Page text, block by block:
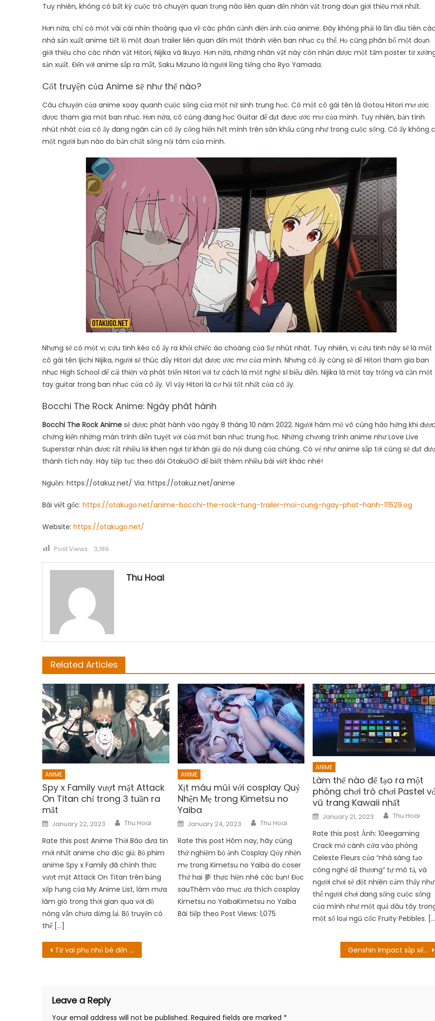
Tuy nhiên, không có bất kỳ cuộc trò chuyện quan trọng nào liên quan đến nhân vật trong đoạn giới thiệu mới nhất.
Hơn nữa, chỉ có một vài cái nhìn thoáng qua về các phân cảnh điện ảnh của anime. Đây không phải là lần đầu tiên
nhà sản xuất anime tiết lộ một đoạn trailer liên quan đến một thành viên ban nhạc cụ thể. Họ cũng phân bổ một đoạn
giới thiệu cho các nhân vật Hitori, Nijika và Ikuyo. Hơn nữa, những nhân vật này còn nhận được một tấm poster từ
sản xuất. Đến với anime sắp ra mắt, Saku Mizuno là người lồng tiếng cho Ryo Yamada.
Cốt truyện của Anime sẽ như thế nào?
Câu chuyện của anime xoay quanh cuộc sống của một nữ sinh trung học. Có một cô gái tên là Gotou Hitori mơ ước
được tham gia một ban nhạc. Hơn nữa, cô cũng đang học Guitar để đạt được ước mơ của mình. Tuy nhiên, bản tính
nhút nhát của cô ấy đang ngăn cản cô ấy cống hiến hết mình trên sân khấu cũng như trong cuộc sống. Cô ấy không
một người bạn nào do bản chất sống nội tâm của mình.
Nhưng sẽ có một vị cứu tinh kéo cô ấy ra khỏi chiếc áo choàng của Sự nhút nhát. Tuy nhiên, vị cứu tinh này sẽ là một
cô gái tên Ijichi Nijika, người sẽ thúc đẩy Hitori đạt được ước mơ của mình. Nhưng cô ấy cũng sẽ để Hitori tham gia ban
nhạc High School để cải thiện và phát triển Hitori với tư cách là một nghệ sĩ biểu diễn. Nijika là một tay trống và cần một
tay guitar trong ban nhạc của cô ấy. Vì vậy Hitori là cơ hội tốt nhất của cô ấy.
Bocchi The Rock Anime: Ngày phát hành
Bocchi The Rock Anime sẽ được phát hành vào ngày 8 tháng 10 năm 2022. Người hâm mộ vô cùng hào hứng khi
chứng kiến ​​những màn trình diễn tuyệt vời của một ban nhạc trung học. Những chương trình anime như Love Live
Superstar nhận được rất nhiều lời khen ngợi từ khán giả do nội dung của chúng. Có vẻ như anime sắp tới cũng sẽ đạt
thành tích này. Hãy tiếp tục theo dõi OtakuGO để biết thêm nhiều bài viết khác nhé!
Nguồn: https://otakuz.net/ Via: https://otakuz.net/anime
Bài viết gốc: https://otakugo.net/anime-bocchi-the-rock-tung-trailer-moi-cung-ngay-phat-hanh-111529.og
Website: https://otakugo.net/
Post Views: 3,189
Thu Hoai
Related Articles
ANIME
Spy x Family vượt mặt Attack
On Titan chỉ trong 3 tuần ra
mắt
Posted
on
January 22, 2023 Author
Thu Hoai
Rate this post Anime Thời Báo đưa tin
mới nhất anime cho độc giả: Bộ phim
anime Spy x Family đã chính thức
vượt mặt Attack On Titan trên bảng
xếp hạng của My Anime List, làm mưa
làm gió trong thời gian qua với độ
nóng vẫn chưa dừng lại. Bộ truyện có
thể […]
ANIME
Xịt máu mũi với cosplay Quỷ
Nhện Mẹ trong Kimetsu no
Yaiba
Posted
on
January 24, 2023 Author
Thu Hoai
Rate this post Hôm nay, hãy cùng
thử nghiệm bộ ảnh Cosplay Qủy nhện
mẹ trong Kimetsu no Yaiba do coser
Thứ hai 夢 thực hiện nhé các bạn! Đọc
sauThêm vào mục ưa thích cosplay
Kimetsu no YaibaKimetsu no Yaiba
Bài tiếp theo Post Views: 1,075
ANIME
Làm thế nào để tạo ra một
phòng chơi trò chơi Pastel
vũ trang Kawaii nhất
Posted
on
January 21, 2023 Author
Thu Hoai
Rate this post Ảnh: 10eegaming
Crack mở cánh cửa vào phòng
Celeste Fleurs của “nhà sáng tạo
công nghệ dễ thương” tự mô tả, và
người chơi sẽ đột nhiên cảm thấy như
thể người chơi đang sống cuộc sống
của mình như một quả dâu tây
một số loại ngũ cốc Fruity Pebbles.
Post
Từ vai phụ nhỏ bé đến sự nghiệp tỏa sáng Genshin Impact sắp xếp thành phim hoạt hình Nhật Bản
Leave a Reply
Your email address will not be published. Required fields are marked *